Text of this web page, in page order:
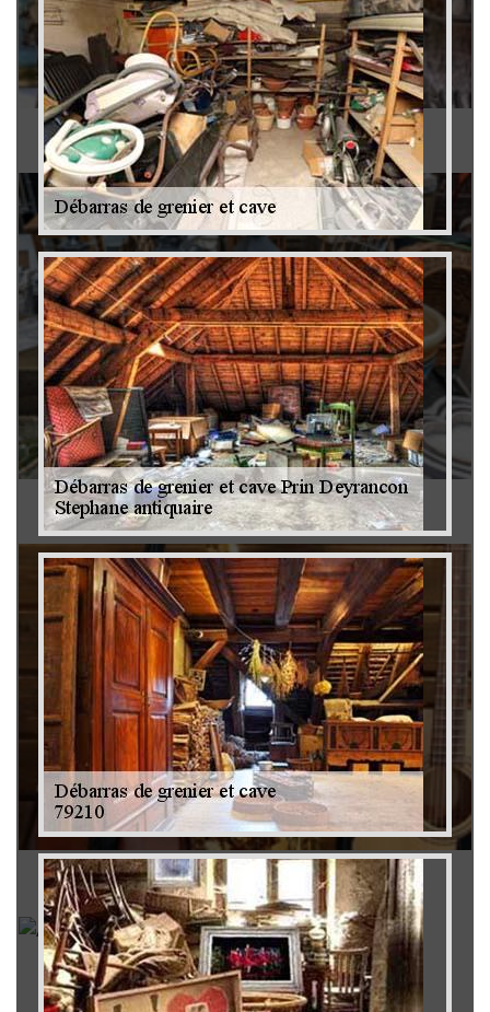
Antiquaire 79
Brocanteur 79
Rachat instrument de musique 79
Achat antiquité 79